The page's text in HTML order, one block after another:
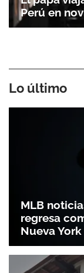
Perú en
Lo último
MLB
regresa
Nueva York